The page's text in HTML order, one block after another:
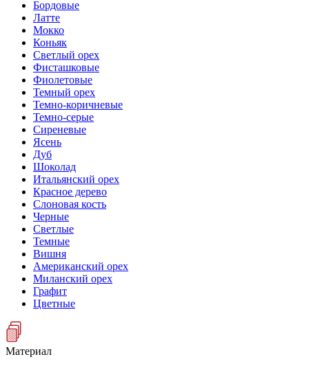
Бордовые
Латте
Мокко
Коньяк
Светлый орех
Фисташковые
Фиолетовые
Темный орех
Темно-коричневые
Темно-серые
Сиреневые
Ясень
Дуб
Шоколад
Итальянский орех
Красное дерево
Слоновая кость
Черные
Светлые
Темные
Вишня
Американский орех
Миланский орех
Графит
Цветные
Материал